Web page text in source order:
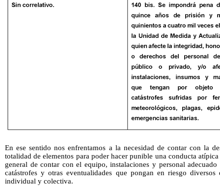
En ese sentido nos enfrentamos a la necesidad de contar con la
totalidad de elementos para poder hacer punible una conducta
general de contar con el equipo, instalaciones y personal
catástrofes y otras eventualidades que pongan en riesgo
individual y colectiva.